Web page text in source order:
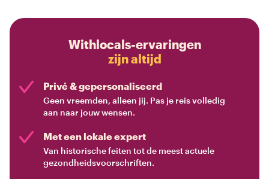
Withlocals-ervaringen
zijn altijd
Privé & gepersonaliseerd
Geen vreemden, alleen jij. Pas je reis volledig
aan naar jouw wensen.
Met een lokale expert
Van historische feiten tot de meest actuele
gezondheidsvoorschriften.